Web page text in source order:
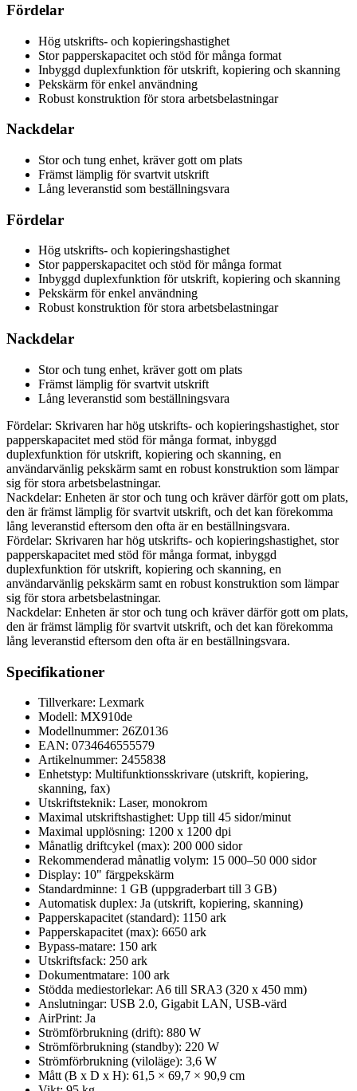
Fördelar
Hög utskrifts- och kopieringshastighet
Stor papperskapacitet och stöd för många format
Inbyggd duplexfunktion för utskrift, kopiering och skanning
Pekskärm för enkel användning
Robust konstruktion för stora arbetsbelastningar
Nackdelar
Stor och tung enhet, kräver gott om plats
Främst lämplig för svartvit utskrift
Lång leveranstid som beställningsvara
Fördelar
Hög utskrifts- och kopieringshastighet
Stor papperskapacitet och stöd för många format
Inbyggd duplexfunktion för utskrift, kopiering och skanning
Pekskärm för enkel användning
Robust konstruktion för stora arbetsbelastningar
Nackdelar
Stor och tung enhet, kräver gott om plats
Främst lämplig för svartvit utskrift
Lång leveranstid som beställningsvara
Fördelar: Skrivaren har hög utskrifts- och kopieringshastighet, stor
papperskapacitet med stöd för många format, inbyggd
duplexfunktion för utskrift, kopiering och skanning, en
användarvänlig pekskärm samt en robust konstruktion som lämpar
sig för stora arbetsbelastningar.
Nackdelar: Enheten är stor och tung och kräver därför gott om plats,
den är främst lämplig för svartvit utskrift, och det kan förekomma
lång leveranstid eftersom den ofta är en beställningsvara.
Fördelar: Skrivaren har hög utskrifts- och kopieringshastighet, stor
papperskapacitet med stöd för många format, inbyggd
duplexfunktion för utskrift, kopiering och skanning, en
användarvänlig pekskärm samt en robust konstruktion som lämpar
sig för stora arbetsbelastningar.
Nackdelar: Enheten är stor och tung och kräver därför gott om plats,
den är främst lämplig för svartvit utskrift, och det kan förekomma
lång leveranstid eftersom den ofta är en beställningsvara.
Specifikationer
Tillverkare: Lexmark
Modell: MX910de
Modellnummer: 26Z0136
EAN: 0734646555579
Artikelnummer: 2455838
Enhetstyp: Multifunktionsskrivare (utskrift, kopiering,
skanning, fax)
Utskriftsteknik: Laser, monokrom
Maximal utskriftshastighet: Upp till 45 sidor/minut
Maximal upplösning: 1200 x 1200 dpi
Månatlig driftcykel (max): 200 000 sidor
Rekommenderad månatlig volym: 15 000–50 000 sidor
Display: 10" färgpekskärm
Standardminne: 1 GB (uppgraderbart till 3 GB)
Automatisk duplex: Ja (utskrift, kopiering, skanning)
Papperskapacitet (standard): 1150 ark
Papperskapacitet (max): 6650 ark
Bypass-matare: 150 ark
Utskriftsfack: 250 ark
Dokumentmatare: 100 ark
Stödda mediestorlekar: A6 till SRA3 (320 x 450 mm)
Anslutningar: USB 2.0, Gigabit LAN, USB-värd
AirPrint: Ja
Strömförbrukning (drift): 880 W
Strömförbrukning (standby): 220 W
Strömförbrukning (viloläge): 3,6 W
Mått (B x D x H): 61,5 × 69,7 × 90,9 cm